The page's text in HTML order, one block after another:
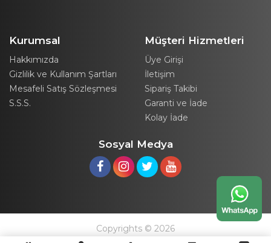
Kurumsal
Hakkımızda
Gizlilik ve Kullanım Şartları
Mesafeli Satış Sözleşmesi
S.S.S.
Müşteri Hizmetleri
Üye Girişi
İletişim
Sipariş Takibi
Garanti ve İade
Kolay İade
Sosyal Medya
Copyrights © 2026